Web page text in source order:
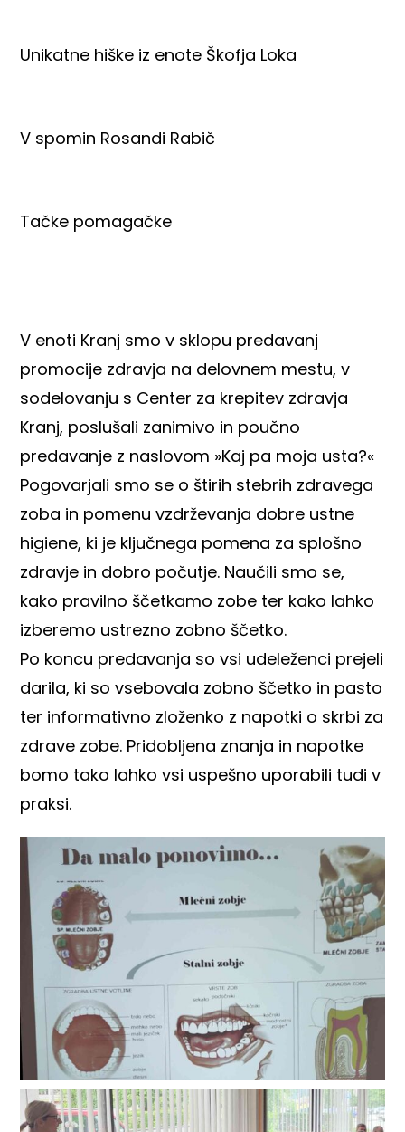
Unikatne hiške iz enote Škofja Loka
V spomin Rosandi Rabič
Tačke pomagačke
V enoti Kranj smo v sklopu predavanj
promocije zdravja na delovnem mestu, v
sodelovanju s Center za krepitev zdravja
Kranj, poslušali zanimivo in poučno
predavanje z naslovom »Kaj pa moja usta?«
Pogovarjali smo se o štirih stebrih zdravega
zoba in pomenu vzdrževanja dobre ustne
higiene, ki je ključnega pomena za splošno
zdravje in dobro počutje. Naučili smo se,
kako pravilno ščetkamo zobe ter kako lahko
izberemo ustrezno zobno ščetko.
Po koncu predavanja so vsi udeleženci prejeli
darila, ki so vsebovala zobno ščetko in pasto
ter informativno zloženko z napotki o skrbi za
zdrave zobe. Pridobljena znanja in napotke
bomo tako lahko vsi uspešno uporabili tudi v
praksi.